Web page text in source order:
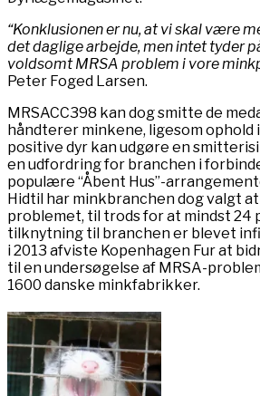
“Konklusionen er nu, at vi skal være
det daglige arbejde, men intet tyder
voldsomt MRSA problem i vore
Peter Foged Larsen.
MRSACC398 kan dog smitte de
håndterer minkene, ligesom ophold
positive dyr kan udgøre en
en udfordring for branchen i
populære “Åbent Hus”-
Hidtil har minkbranchen dog valgt at
problemet, til trods for at mindst 24
tilknytning til branchen er blevet
i 2013 afviste Kopenhagen Fur at
til en undersøgelse af MRSA-
1600 danske minkfabrikker.